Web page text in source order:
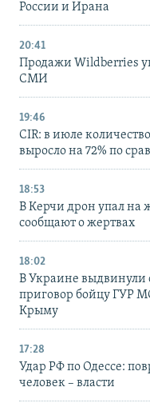
России и Ирана
20:41
Продажи Wildberries
СМИ
19:46
CIR: в июле
выросло на 72% по
18:53
В Керчи дрон упал на
сообщают о жертвах
18:02
В Украине выдвинули
приговор бойцу ГУР
Крыму
17:28
Удар РФ по Одессе:
человек – власти